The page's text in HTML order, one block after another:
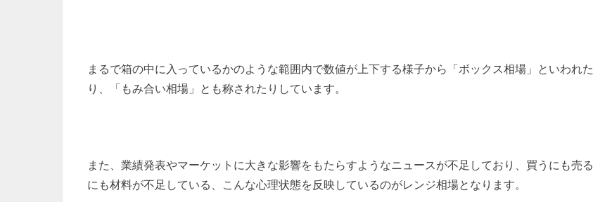
まるで箱の中に入っているかのような範囲内で数値が上下する様子から「ボックス相場」といわれた
り、「もみ合い相場」とも称されたりしています。
また、業績発表やマーケットに大きな影響をもたらすようなニュースが不足しており、買うにも売る
にも材料が不足している、こんな心理状態を反映しているのがレンジ相場となります。